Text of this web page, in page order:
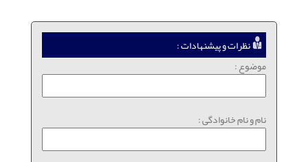
نظرات و پیشنهادات :
موضوع :
نام و نام خانوادگی :